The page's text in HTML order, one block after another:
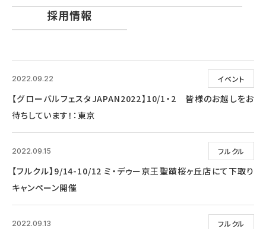
採用情報
イベント
2022.09.22
【グローバルフェスタJAPAN2022】10/1・2 皆様のお越しをお
待ちしています！：東京
フルクル
2022.09.15
【フルクル】9/14-10/12 ミ・デゥー京王聖蹟桜ヶ丘店にて下取り
キャンペーン開催
フルクル
2022.09.13